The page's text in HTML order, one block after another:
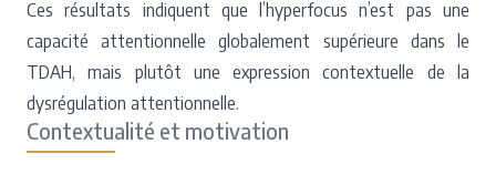
Ces résultats indiquent que l’hyperfocus n’est pas une
capacité attentionnelle globalement supérieure dans le
TDAH, mais plutôt une expression contextuelle de la
dysrégulation attentionnelle.
Contextualité et motivation